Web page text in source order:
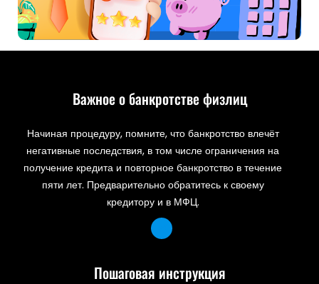
Важное о банкротстве физлиц
Начиная процедуру, помните, что банкротство влечёт
негативные последствия, в том числе ограничения на
получение кредита и повторное банкротство в течение
пяти лет. Предварительно обратитесь к своему
кредитору и в МФЦ.
Пошаговая инструкция